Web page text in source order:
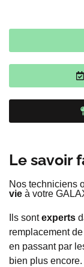
Le savoir
Nos techniciens
vie à votre
Ils sontexperts
remplacement
en passant par
bien plus encore.